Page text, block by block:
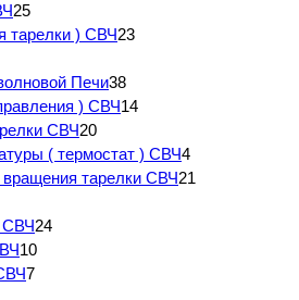
25
тарелки ) СВЧ23
Печи38
) СВЧ14
СВЧ20
( термостат ) СВЧ4
тарелки СВЧ21
СВЧ24
10
7